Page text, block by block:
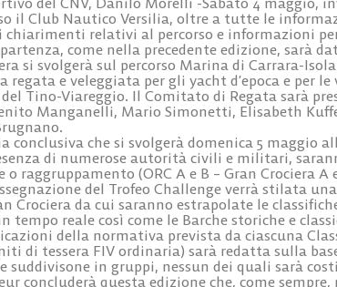
il Club Nautico Versilia, oltre a tutte le
relativi al percorso e informazioni per
come nella precedente edizione, sarà
si svolgerà sul percorso Marina di Carrara-
e veleggiata per gli yacht d’epoca e per le
Tino-Viareggio. Il Comitato di Regata sarà
Manganelli, Mario Simonetti, Elisabeth
conclusiva che si svolgerà domenica 5 maggio
di numerose autorità civili e militari,
raggruppamento (ORC A e B – Gran Crociera
del Trofeo Challenge verrà stilata
Crociera da cui saranno estrapolate le
tempo reale così come le Barche storiche e
della normativa prevista da ciascuna
di tessera FIV ordinaria) sarà redatta sulla
suddivisone in gruppi, nessun dei quali sarà
concluderà questa edizione che, come